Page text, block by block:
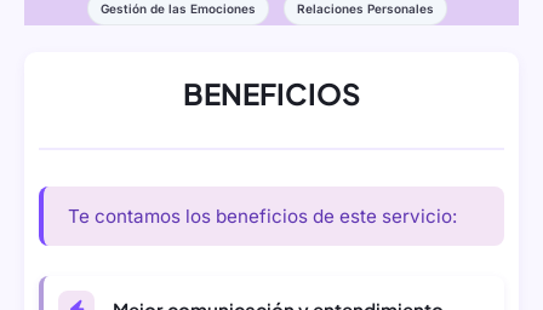
Gestión de las Emociones Relaciones Personales
BENEFICIOS
Te contamos los beneficios de este servicio: